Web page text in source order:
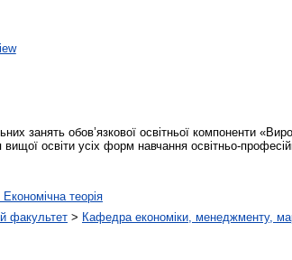
занять обов’язкової освітньої компоненти
вищої освіти усіх форм навчання освітньо-
Економічна теорія
факультет > Кафедра економіки, менеджменту,